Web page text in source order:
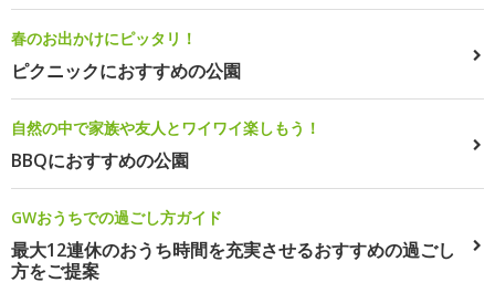
春のお出かけにピッタリ！
ピクニックにおすすめの公園
自然の中で家族や友人とワイワイ楽しもう！
BBQにおすすめの公園
GWおうちでの過ごし方ガイド
最大12連休のおうち時間を充実させるおすすめの過ごし
方をご提案